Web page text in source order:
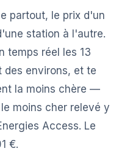
partout, le prix d'un
station à l'autre.
temps réel les 13
des environs, et te
la moins chère —
moins cher relevé y
Access. Le
€.